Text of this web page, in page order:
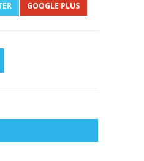
GOOGLE PLUS